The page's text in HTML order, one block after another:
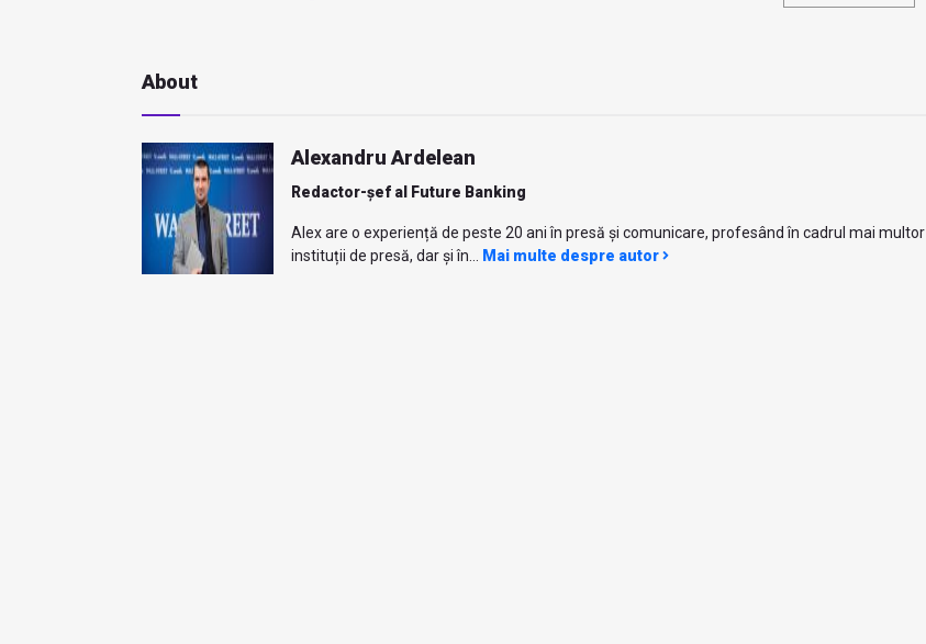
About
Alexandru Ardelean
Redactor-șef al Future Banking
Alex are o experiență de peste 20 ani în presă și comunicare, profesând în cadrul mai multor
instituții de presă, dar și în...
Mai multe despre autor